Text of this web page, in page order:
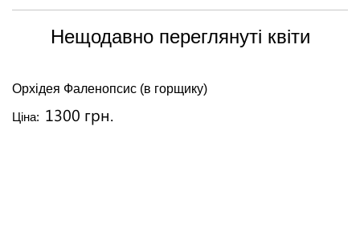
Нещодавно переглянуті квіти
Орхідея Фаленопсис (в горщику)
Ціна: 1300 грн.